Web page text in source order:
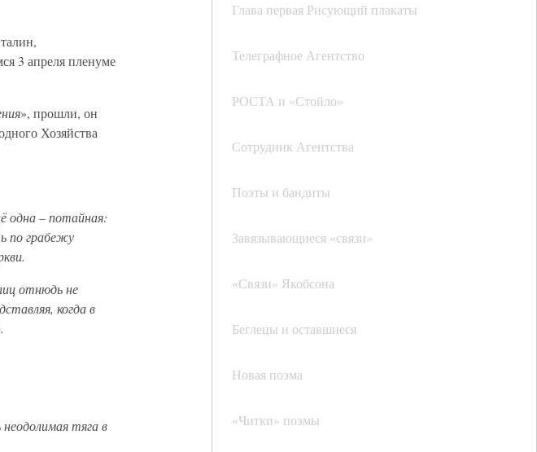
Глава первая Рисующий плакаты
Телеграфное Агентство
РОСТА и «Стойло»
Сотрудник Агентства
Поэты и бандиты
Завязывающиеся «связи»
«Связи» Якобсона
Беглецы и оставшиеся
Новая поэма
«Читки» поэмы
3 апреля пленуме
», прошли, он
Хозяйства
одна – потайная:
по грабежу
отнюдь не
когда в
тяга в